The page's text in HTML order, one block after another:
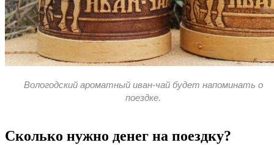
Вологодский ароматный иван-чай будет напоминать о
поездке.
Сколько нужно денег на поездку?